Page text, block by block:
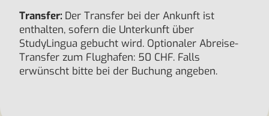
Transfer: Der Transfer bei der Ankunft ist
enthalten, sofern die Unterkunft über
StudyLingua gebucht wird. Optionaler Abreise-
Transfer zum Flughafen: 50 CHF. Falls
erwünscht bitte bei der Buchung angeben.